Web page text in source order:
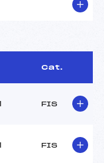
Cat.
FIS
FIS